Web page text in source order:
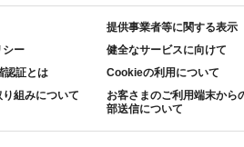
提供事業者等に関する表示
シー
健全なサービスに向けて
認証とは
Cookieの利用について
組みについて
お客さまのご利用端末から
部送信について